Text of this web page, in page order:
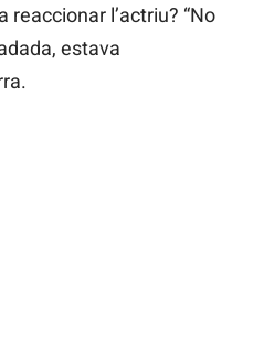
reaccionar l’actriu? “No
estava